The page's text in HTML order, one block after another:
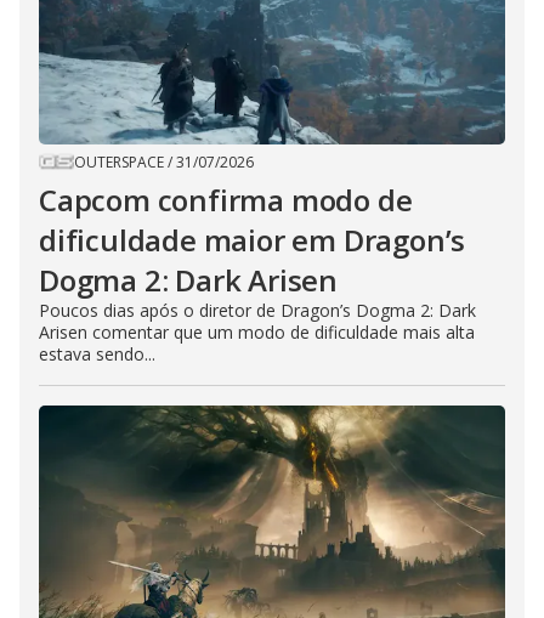
OUTERSPACE/31/07/2026
Capcom confirma modo de
dificuldade maior em Dragon’s
Dogma 2: Dark Arisen
Poucos dias após o diretor de Dragon’s Dogma 2: Dark
Arisen comentar que um modo de dificuldade mais alta
estava sendo...